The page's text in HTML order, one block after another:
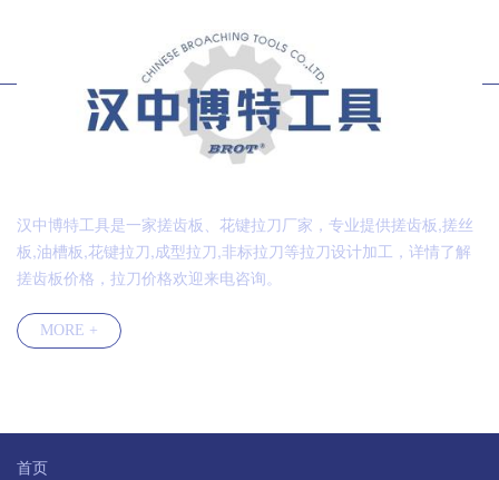
汉中博特工具是一家搓齿板、花键拉刀厂家，专业提供搓齿板,搓丝
板,油槽板,花键拉刀,成型拉刀,非标拉刀等拉刀设计加工，详情了解
搓齿板价格，拉刀价格欢迎来电咨询。
MORE +
首页